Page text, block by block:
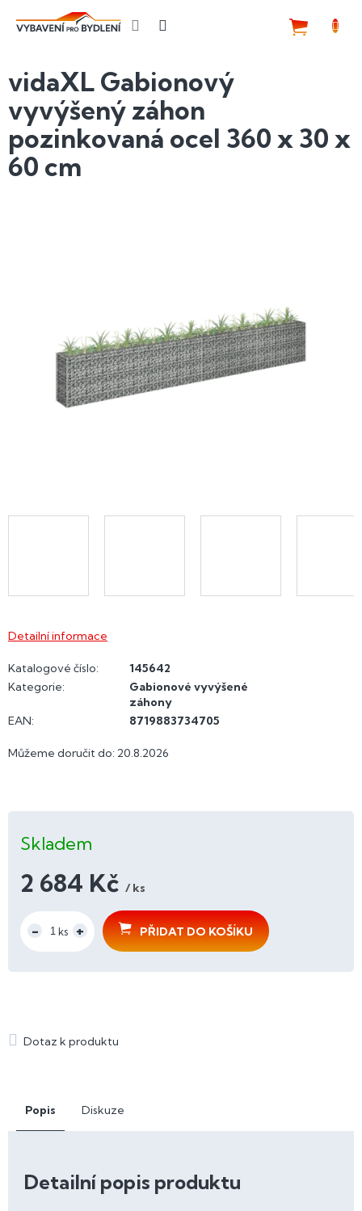
vidaXL Gabionový
vyvýšený záhon
pozinkovaná ocel 360 x 30 x
60 cm
Můžeme doručit do: 20.8.2026
Skladem
2 684 Kč / ks
cena:
PŘIDAT DO KOŠÍKU
Detailní informace
Katalogové číslo:
145642
Kategorie:
Gabionové vyvýšené
záhony
EAN: 8719883734705
Popis Diskuze
Detailní popis produktu